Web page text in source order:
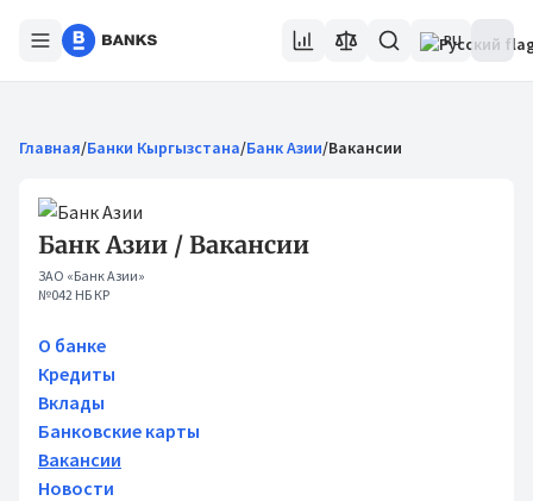
RU
Главная/Банки Кыргызстана/Банк Азии/Вакансии
Банк Азии / Вакансии
ЗАО «Банк Азии»
№042 НБ КР
О банке
Кредиты
Вклады
Банковские карты
Вакансии
Новости